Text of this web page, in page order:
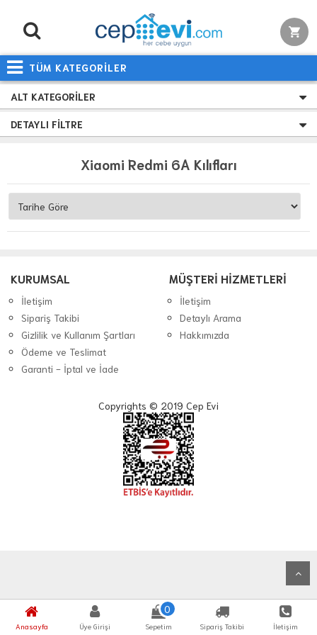
TÜM KATEGORİLER
Anasayfa Üye Girişi
0
Sepetim Sipariş Takibi İletişim
ALT KATEGORILER
DETAYLI FILTRE
Xiaomi Redmi 6A Kılıfları
KURUMSAL
İletişim
Sipariş Takibi
Gizlilik ve Kullanım Şartları
Ödeme ve Teslimat
Garanti - İptal ve İade
MÜŞTERİ HİZMETLERİ
İletişim
Detaylı Arama
Hakkımızda
Copyrights © 2019 Cep Evi